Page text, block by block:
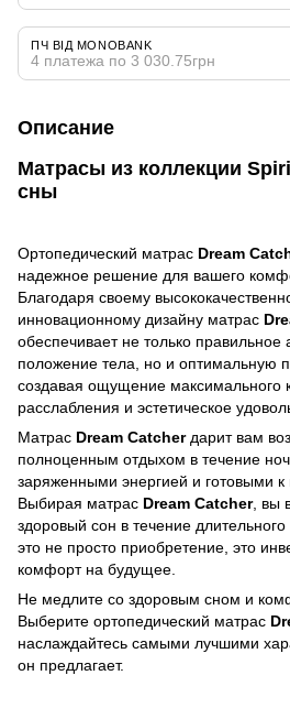
ПЧ ВІД MONOBANK
4 платежа по 3 030.75грн
Описание
Матрасы из коллекции
сны
Ортопедический матрас Dream
надежное решение для вашего
Благодаря своему
инновационному дизайну матрас
обеспечивает не только правильное
положение тела, но и оптимальную
создавая ощущение максимального
расслабления и эстетическое
Матрас Dream Catcherдарит вам
полноценным отдыхом в течение
заряженными энергией и готовыми
Выбирая матрас Dream Catcher, вы
здоровый сон в течение
это не просто приобретение, это
комфорт на будущее.
Не медлите со здоровым сном и
Выберите ортопедический матрас
наслаждайтесь самыми лучшими
он предлагает.